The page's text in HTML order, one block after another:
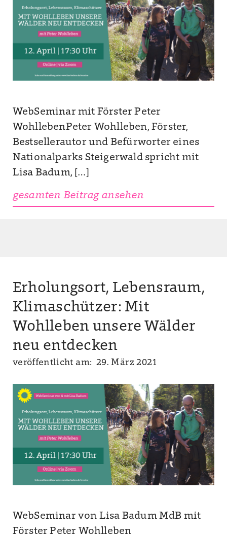
WebSeminar mit Förster Peter
WohllebenPeter Wohlleben, Förster,
Bestsellerautor und Befürworter eines
Nationalparks Steigerwald spricht mit
Lisa Badum, […]
gesamten Beitrag ansehen
Erholungsort, Lebensraum,
Klimaschützer: Mit
Wohlleben unsere Wälder
neu entdecken
veröffentlicht am: 29. März 2021
WebSeminar von Lisa Badum MdB mit
Förster Peter Wohlleben